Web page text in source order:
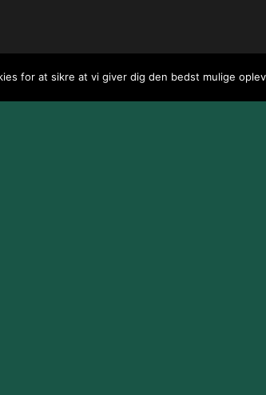
for at sikre at vi giver dig den bedst mulige